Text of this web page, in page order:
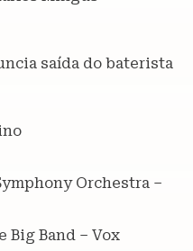
saída do baterista
Orchestra –
Big Band – Vox